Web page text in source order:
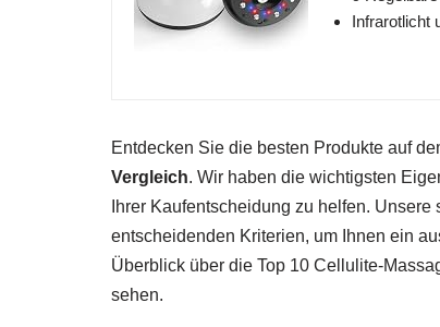
Infrarotlicht
Entdecken Sie die besten Produkte auf
Vergleich. Wir haben die wichtigsten
Ihrer Kaufentscheidung zu helfen.
entscheidenden Kriterien, um Ihnen ein
Überblick über die Top 10 Cellulite-
sehen.